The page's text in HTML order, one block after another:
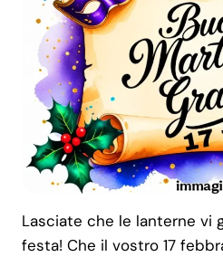
Lasciate che le lanterne vi
festa! Che il vostro 17